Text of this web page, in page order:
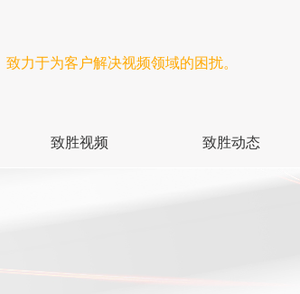
力于为客户解决视频领域的困扰。
致胜视频 致胜动态